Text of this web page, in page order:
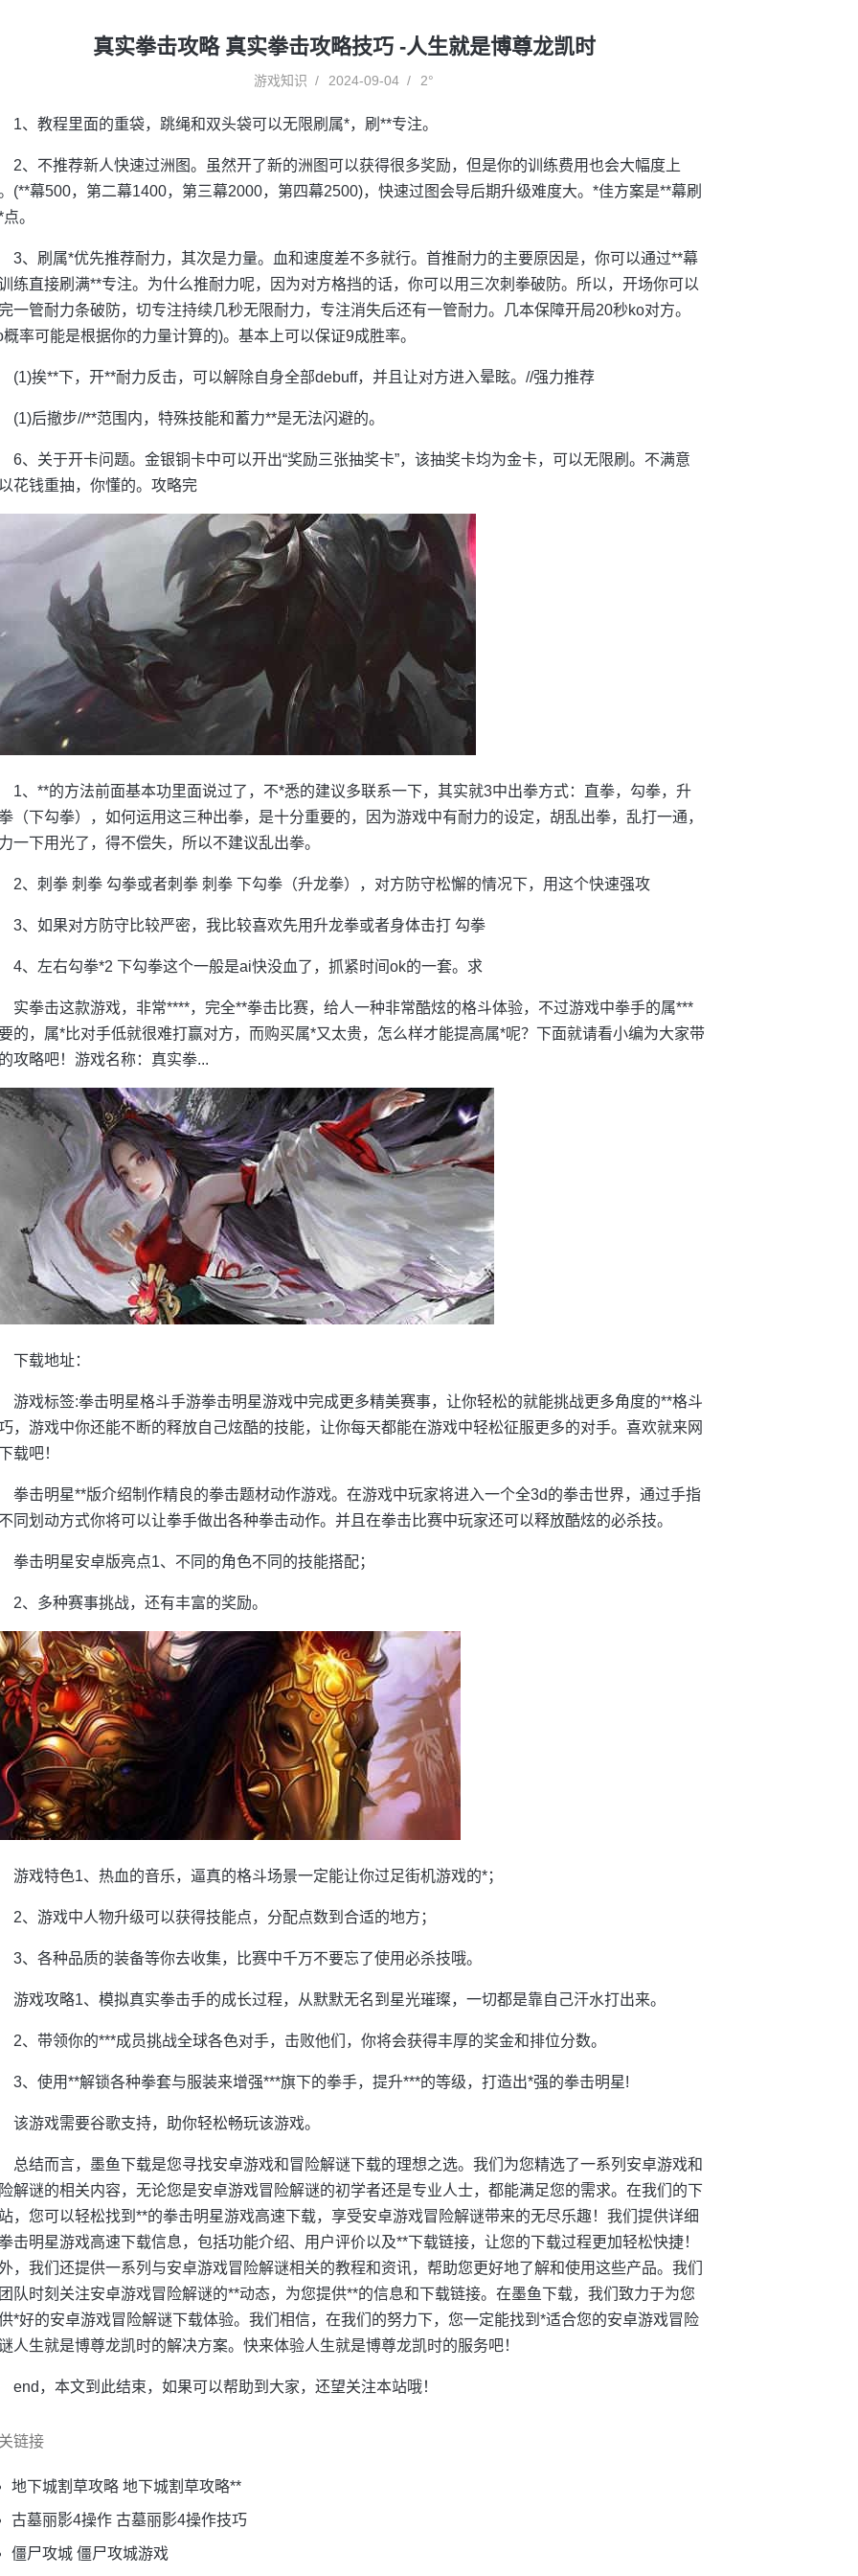
真实拳击攻略 真实拳击攻略技巧 -人生就是博尊龙凯时
游戏知识 2024-09-04 2°
1、教程里面的重袋，跳绳和双头袋可以无限刷属*，刷**专注。
2、不推荐新人快速过洲图。虽然开了新的洲图可以获得很多奖励，但是你的训练费用也会大幅度上
(**幕500，第二幕1400，第三幕2000，第四幕2500)，快速过图会导后期升级难度大。*佳方案是**幕刷
。
3、刷属*优先推荐耐力，其次是力量。血和速度差不多就行。首推耐力的主要原因是，你可以通过**幕
练直接刷满**专注。为什么推耐力呢，因为对方格挡的话，你可以用三次刺拳破防。所以，开场你可以
一管耐力条破防，切专注持续几秒无限耐力，专注消失后还有一管耐力。几本保障开局20秒ko对方。
概率可能是根据你的力量计算的)。基本上可以保证9成胜率。
(1)挨**下，开**耐力反击，可以解除自身全部debuff，并且让对方进入晕眩。//强力推荐
(1)后撤步//**范围内，特殊技能和蓄力**是无法闪避的。
6、关于开卡问题。金银铜卡中可以开出“奖励三张抽奖卡”，该抽奖卡均为金卡，可以无限刷。不满意
花钱重抽，你懂的。攻略完
1、**的方法前面基本功里面说过了，不*悉的建议多联系一下，其实就3中出拳方式：直拳，勾拳，升
（下勾拳），如何运用这三种出拳，是十分重要的，因为游戏中有耐力的设定，胡乱出拳，乱打一通，
一下用光了，得不偿失，所以不建议乱出拳。
2、刺拳 刺拳 勾拳或者刺拳 刺拳 下勾拳（升龙拳），对方防守松懈的情况下，用这个快速强攻
3、如果对方防守比较严密，我比较喜欢先用升龙拳或者身体击打 勾拳
4、左右勾拳*2 下勾拳这个一般是ai快没血了，抓紧时间ok的一套。求
实拳击这款游戏，非常****，完全**拳击比赛，给人一种非常酷炫的格斗体验，不过游戏中拳手的属***
的，属*比对手低就很难打赢对方，而购买属*又太贵，怎么样才能提高属*呢？下面就请看小编为大家带
攻略吧！游戏名称：真实拳...
下载地址：
游戏标签:拳击明星格斗手游拳击明星游戏中完成更多精美赛事，让你轻松的就能挑战更多角度的**格斗
，游戏中你还能不断的释放自己炫酷的技能，让你每天都能在游戏中轻松征服更多的对手。喜欢就来网
载吧！
拳击明星**版介绍制作精良的拳击题材动作游戏。在游戏中玩家将进入一个全3d的拳击世界，通过手指
同划动方式你将可以让拳手做出各种拳击动作。并且在拳击比赛中玩家还可以释放酷炫的必杀技。
拳击明星安卓版亮点1、不同的角色不同的技能搭配；
2、多种赛事挑战，还有丰富的奖励。
游戏特色1、热血的音乐，逼真的格斗场景一定能让你过足街机游戏的*；
2、游戏中人物升级可以获得技能点，分配点数到合适的地方；
3、各种品质的装备等你去收集，比赛中千万不要忘了使用必杀技哦。
游戏攻略1、模拟真实拳击手的成长过程，从默默无名到星光璀璨，一切都是靠自己汗水打出来。
2、带领你的***成员挑战全球各色对手，击败他们，你将会获得丰厚的奖金和排位分数。
3、使用**解锁各种拳套与服装来增强***旗下的拳手，提升***的等级，打造出*强的拳击明星!
该游戏需要谷歌支持，助你轻松畅玩该游戏。
总结而言，墨鱼下载是您寻找安卓游戏和冒险解谜下载的理想之选。我们为您精选了一系列安卓游戏和
解谜的相关内容，无论您是安卓游戏冒险解谜的初学者还是专业人士，都能满足您的需求。在我们的下
，您可以轻松找到**的拳击明星游戏高速下载，享受安卓游戏冒险解谜带来的无尽乐趣！我们提供详细
击明星游戏高速下载信息，包括功能介绍、用户评价以及**下载链接，让您的下载过程更加轻松快捷！
，我们还提供一系列与安卓游戏冒险解谜相关的教程和资讯，帮助您更好地了解和使用这些产品。我们
队时刻关注安卓游戏冒险解谜的**动态，为您提供**的信息和下载链接。在墨鱼下载，我们致力于为您
*好的安卓游戏冒险解谜下载体验。我们相信，在我们的努力下，您一定能找到*适合您的安卓游戏冒险
人生就是博尊龙凯时的解决方案。快来体验人生就是博尊龙凯时的服务吧！
end，本文到此结束，如果可以帮助到大家，还望关注本站哦！
链接
地下城割草攻略 地下城割草攻略**
古墓丽影4操作 古墓丽影4操作技巧
僵尸攻城 僵尸攻城游戏